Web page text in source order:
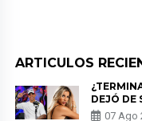
ARTICULOS
DEJÓ DE
07 Ago